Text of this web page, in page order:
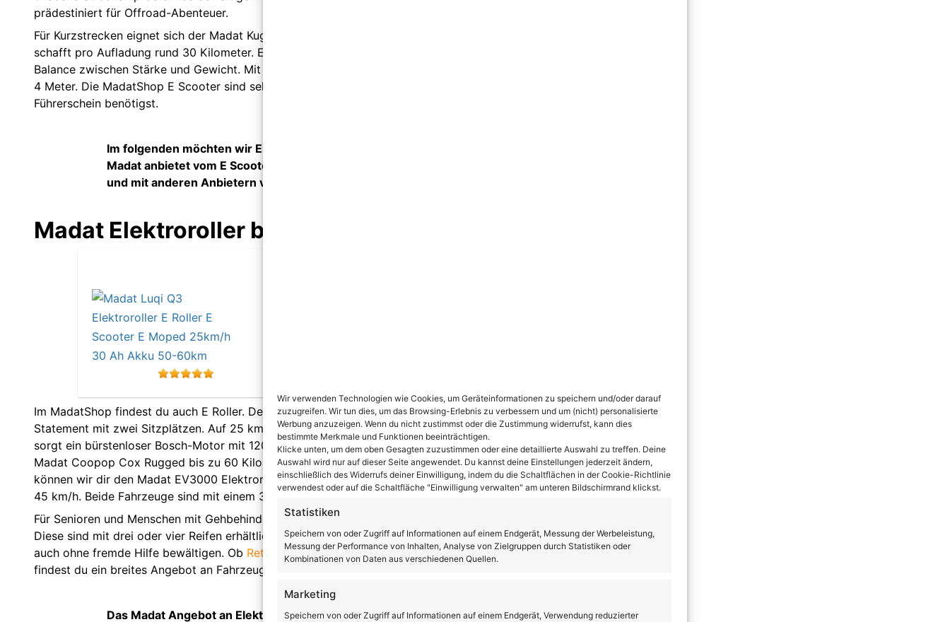
Wir verwenden Technologien wie Cookies, um Geräteinformationen zu speichern und/oder darauf
zuzugreifen. Wir tun dies, um das Browsing-Erlebnis zu verbessern und um (nicht) personalisierte
Werbung anzuzeigen. Wenn du nicht zustimmst oder die Zustimmung widerrufst, kann dies
bestimmte Merkmale und Funktionen beeinträchtigen.
Klicke unten, um dem oben Gesagten zuzustimmen oder eine detaillierte Auswahl zu treffen. Deine
Auswahl wird nur auf dieser Seite angewendet. Du kannst deine Einstellungen jederzeit ändern,
einschließlich des Widerrufs deiner Einwilligung, indem du die Schaltflächen in der Cookie-Richtlinie
verwendest oder auf die Schaltfläche "Einwilligung verwalten" am unteren Bildschirmrand klickst.
Statistiken
Speichern von oder Zugriff auf Informationen auf einem Endgerät, Messung der Werbeleistung,
Messung der Performance von Inhalten, Analyse von Zielgruppen durch Statistiken oder
Kombinationen von Daten aus verschiedenen Quellen.
Marketing
Speichern von oder Zugriff auf Informationen auf einem Endgerät, Verwendung reduzierter
prädestiniert für Offroad-Abenteuer.
Für Kurzstrecken eignet sich der Madat Kugoo 2 Pro. Dieser ist mit einem 350 Watt Motor bestückt und er
schafft pro Aufladung rund 30 Kilometer. Ein Aluminiumrahmen in Luftfahrtqualität bildet eine gelungene
Balance zwischen Stärke und Gewicht. Mit dem Dual-Bremssystem ausgestattet, beträgt der Bremsweg nur
4 Meter. Die MadatShop E Scooter sind sehr schnell unterwegs, weshalb du für alle Modelle einen
Führerschein benötigst.
Im folgenden möchten wir Euch die verschiedenen E Fahrzeugklasse, die
Madat anbietet vom E Scooter bis zum E Kabinenroller vorstellen, bewerten
und mit anderen Anbietern vergleichen:
Madat Elektroroller bis 45 Km/h
Im MadatShop findest du auch E Roller. Der Madat Coopop Cox Rugged Elektroroller ist ein Fashion-
Statement mit zwei Sitzplätzen. Auf 25 km/h lässt sich dieses schicke Teil maximal beschleunigen. Dafür
sorgt ein bürstenloser Bosch-Motor mit 1200 Watt. Ist die 26 Ah-Batterie voll aufgeladen, trägt dich der
Madat Coopop Cox Rugged bis zu 60 Kilometer weit. Du stehst eher auf klassische Elektroroller? Dann
können wir dir den Madat EV3000 Elektroroller empfehlen. Ihn gibt es in einer Variante mit 25 km/h oder mit
45 km/h. Beide Fahrzeuge sind mit einem 3000 Watt-Motor bestückt.
Für Senioren und Menschen mit Gehbehinderung bietet Madat Mobility Scooter an, ein
Diese sind mit drei oder vier Reifen erhältlich und fahren 25 km/h. So lassen sich Arztbesuche und Einkäufe
auch ohne fremde Hilfe bewältigen. Ob Retro-Roller, moderner E Roller oder Seniorenmobil. Bei MadatShop
findest du ein breites Angebot an Fahrzeugen.
Das Madat Angebot an Elektrorollern ist vielfältig. Es sind mit dem Sunshine